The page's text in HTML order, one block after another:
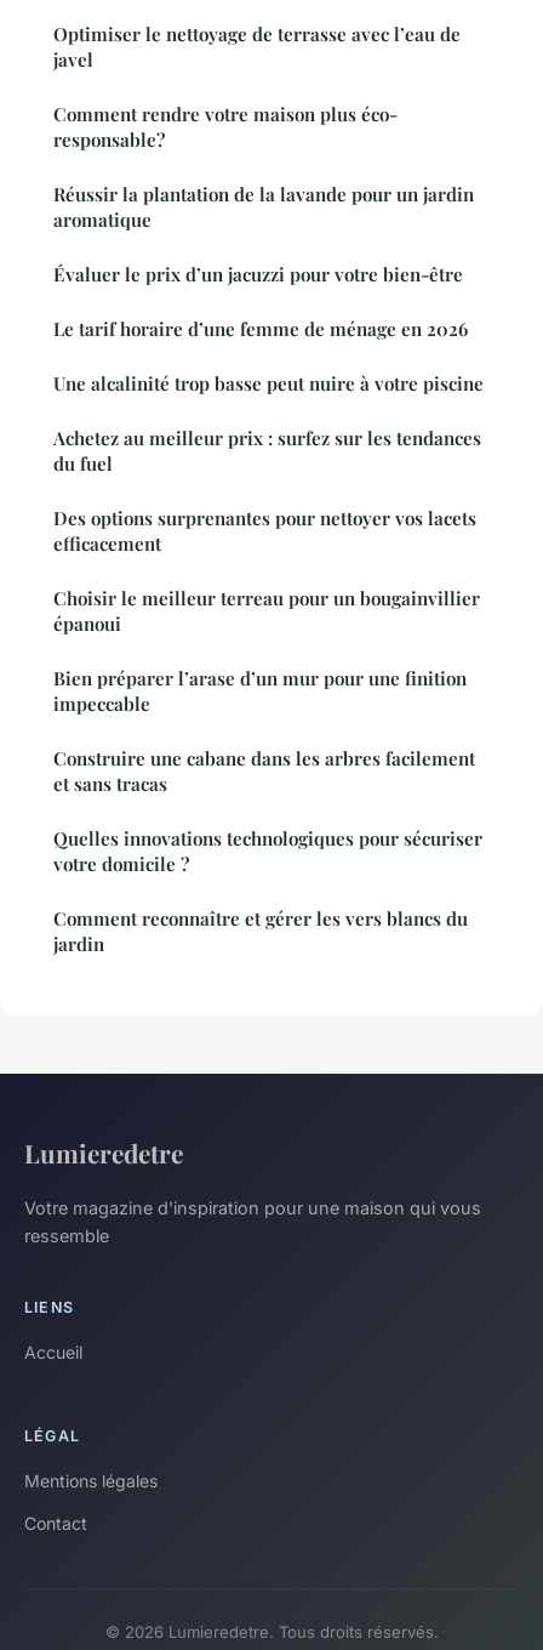
Optimiser le nettoyage de terrasse avec l’eau de
javel
Comment rendre votre maison plus éco-
responsable?
Réussir la plantation de la lavande pour un jardin
aromatique
Évaluer le prix d’un jacuzzi pour votre bien-être
Le tarif horaire d’une femme de ménage en 2026
Une alcalinité trop basse peut nuire à votre piscine
Achetez au meilleur prix : surfez sur les tendances
du fuel
Des options surprenantes pour nettoyer vos lacets
efficacement
Choisir le meilleur terreau pour un bougainvillier
épanoui
Bien préparer l’arase d’un mur pour une finition
impeccable
Construire une cabane dans les arbres facilement
et sans tracas
Quelles innovations technologiques pour sécuriser
votre domicile ?
Comment reconnaître et gérer les vers blancs du
jardin
Lumieredetre
Votre magazine d'inspiration pour une maison qui vous
ressemble
LIENS
Accueil
LÉGAL
Mentions légales
Contact
© 2026 Lumieredetre. Tous droits réservés.